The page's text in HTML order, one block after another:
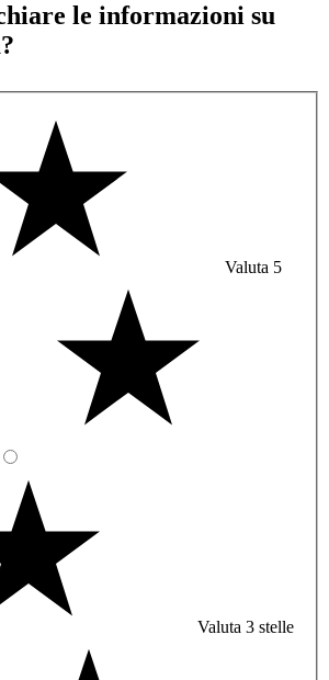
le informazioni su
Valuta 5
Valuta 3 stelle